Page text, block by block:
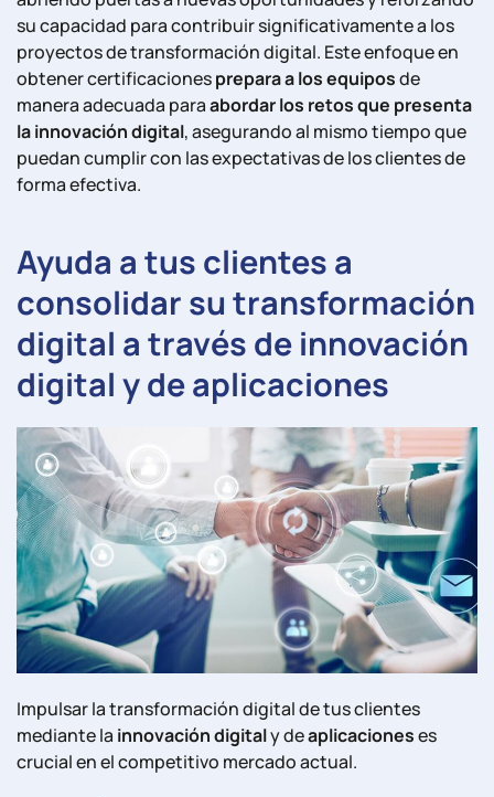
su capacidad para contribuir significativamente a los
proyectos de transformación digital. Este enfoque en
obtener certificacionesprepara a los equiposde
manera adecuada paraabordar los retos que presenta
la innovación digital, asegurando al mismo tiempo que
puedan cumplir con las expectativas de los clientes de
forma efectiva.
Ayuda a tus clientes a
consolidar su transformación
digital a través de innovación
digital y de aplicaciones
Impulsar la transformación digital de tus clientes
mediante la innovación digitaly deaplicacioneses
crucial en el competitivo mercado actual.